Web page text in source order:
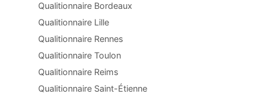
Qualitionnaire Bordeaux
Qualitionnaire Lille
Qualitionnaire Rennes
Qualitionnaire Toulon
Qualitionnaire Reims
Qualitionnaire Saint-Étienne